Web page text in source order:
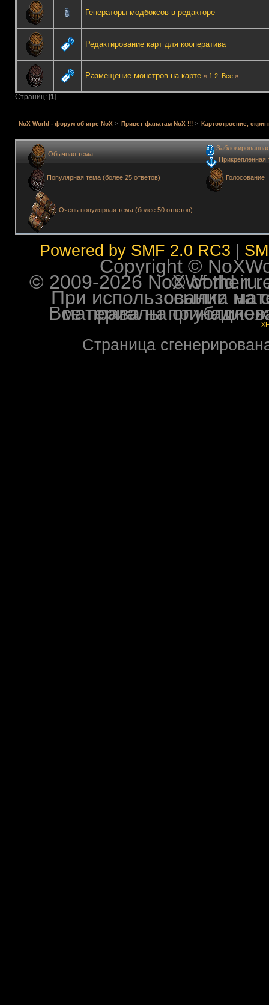
Генераторы модбоксов в редакторе
Редактирование карт для кооператива
Размещение монстров на карте « 1 2 Все»
Страниц: [1]
NoX World - форум об игре NoX> Привет фанатам NoX !!! > Картостроение,
Обычная тема
Популярная тема (более 25 ответов)
Очень популярная тема (более 50 ответов)
Прикрепленная
Голосование
Powered by SMF 2.0 RC3
Copyright ©
© 2009-2026 NoXWorld.ru. All
При использовании
Все права на опубликованные на форуме
Страница